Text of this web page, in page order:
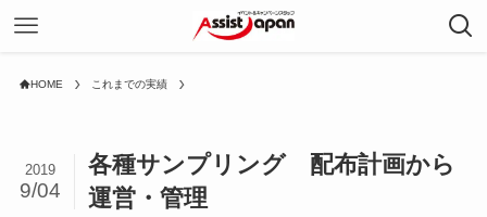
HOME これまでの実績
各種サンプリング 配布計画から
運営・管理
2019
9/04